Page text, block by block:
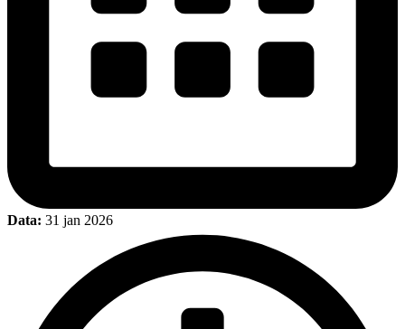
Data: 31 jan 2026